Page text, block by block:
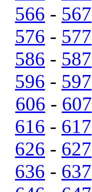
566 - 567
576 - 577
586 - 587
596 - 597
606 - 607
616 - 617
626 - 627
636 - 637